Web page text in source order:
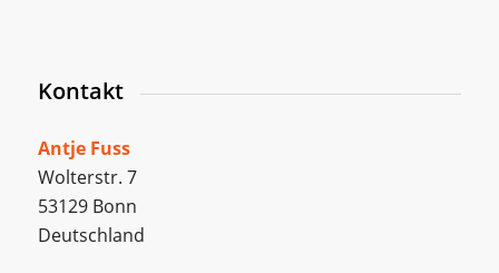
Kontakt
Antje Fuss
Wolterstr. 7
53129 Bonn
Deutschland